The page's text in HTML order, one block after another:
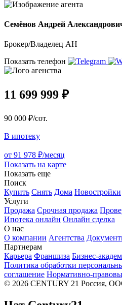
Семёнов Андрей
Брокер/Владелец АН
Показать телефон
11 699 999 ₽
90 000 ₽/сот.
В ипотеку
от 91 978 ₽/месяц
Показать на карте
Показать еще
Поиск
Купить Снять Дома Новостройки
Услуги
Продажа Срочная продажа
Ипотека онлайн Онлайн сделка
О нас
О компании Агентства
Партнерам
Карьера Франшиза Бизнес-
Политика обработки
соглашение Нормативно-
© 2026 CENTURY 21 Россия,